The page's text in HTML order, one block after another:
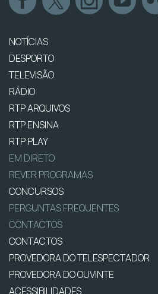
NOTÍCIAS
DESPORTO
TELEVISÃO
RÁDIO
RTP ARQUIVOS
RTP ENSINA
RTP PLAY
EM DIRETO
REVER PROGRAMAS
CONCURSOS
PERGUNTAS FREQUENTES
CONTACTOS
CONTACTOS
PROVEDORA DO TELESPECTADOR
PROVEDORA DO OUVINTE
ACESSIBILIDADES